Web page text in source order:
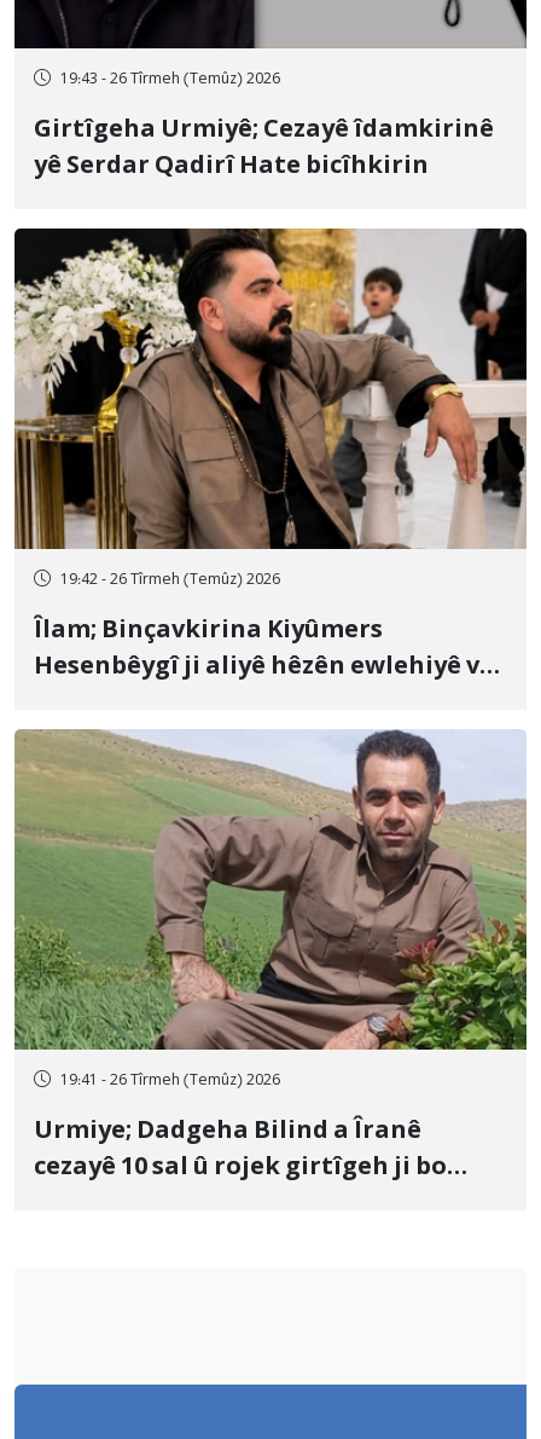
19:43 - 26 Tîrmeh (Temûz) 2026
Girtîgeha Urmiyê; Cezayê îdamkirinê
yê Serdar Qadirî Hate bicîhkirin
19:42 - 26 Tîrmeh (Temûz) 2026
Îlam; Binçavkirina Kiyûmers
Hesenbêygî ji aliyê hêzên ewlehiyê ve
19:41 - 26 Tîrmeh (Temûz) 2026
Urmiye; Dadgeha Bilind a Îranê
cezayê 10 sal û rojek girtîgeh ji bo